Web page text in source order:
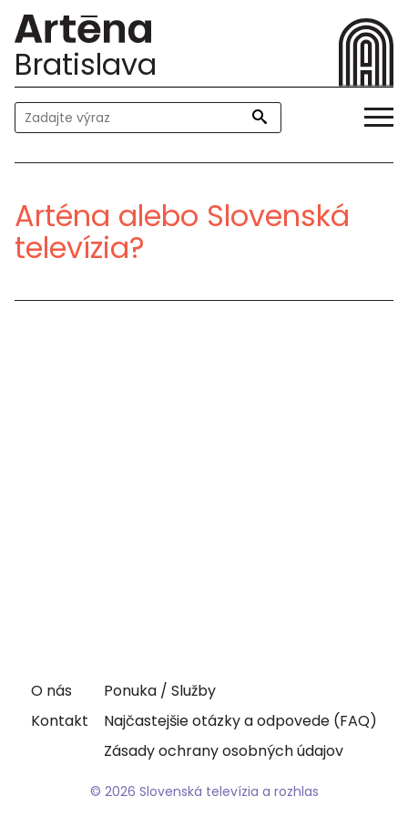
Bratislava
Arténa alebo Slovenská
televízia?
O nás
Kontakt
Ponuka / Služby
Najčastejšie otázky a odpovede (FAQ)
Zásady ochrany osobných údajov
© 2026 Slovenská televízia a rozhlas